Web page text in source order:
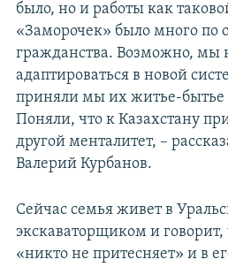
было, но и работы как
«Заморочек» было много по
гражданства. Возможно, мы
адаптироваться в новой
приняли мы их житье-бытье
Поняли, что к Казахстану
другой менталитет, –
Валерий Курбанов.
Сейчас семья живет в
экскаваторщиком и говорит,
«никто не притесняет» и в